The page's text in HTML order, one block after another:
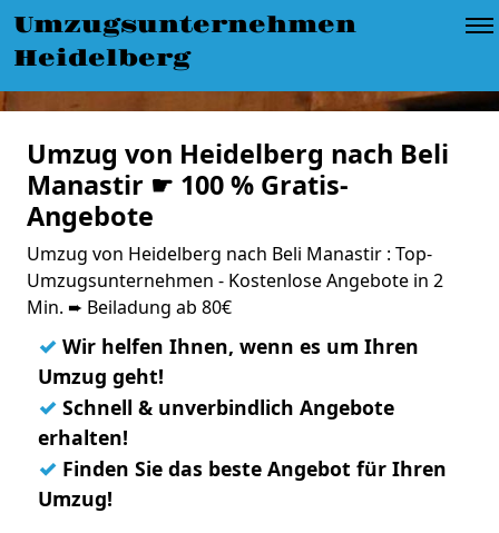
Umzugsunternehmen
Heidelberg
Umzug von Heidelberg nach Beli
Manastir ☛ 100 % Gratis-
Angebote
Umzug von Heidelberg nach Beli Manastir : Top-
Umzugsunternehmen - Kostenlose Angebote in 2
Min. ➨ Beiladung ab 80€
✓ Wir helfen Ihnen, wenn es um Ihren
Umzug geht!
✓ Schnell & unverbindlich Angebote
erhalten!
✓ Finden Sie das beste Angebot für Ihren
Umzug!